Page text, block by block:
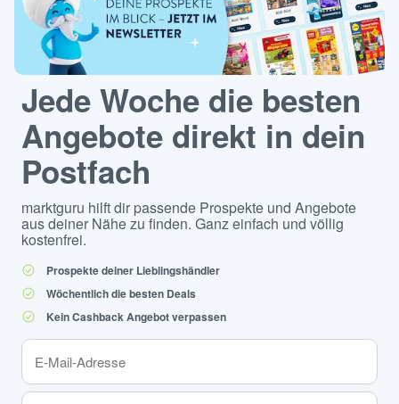
Jede Woche die besten
Angebote direkt in dein
Postfach
marktguru hilft dir passende Prospekte und Angebote
aus deiner Nähe zu finden. Ganz einfach und völlig
kostenfrei.
Prospekte deiner Lieblingshändler
Wöchentlich die besten Deals
Kein Cashback Angebot verpassen